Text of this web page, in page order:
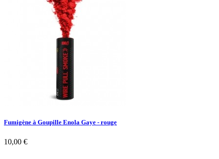
Fumigène à Goupille Enola Gaye - rouge
10,00 €